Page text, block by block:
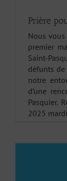
Prière
Nous
premier
Saint-
défunts
notre
d’une
Pasquier.
2025